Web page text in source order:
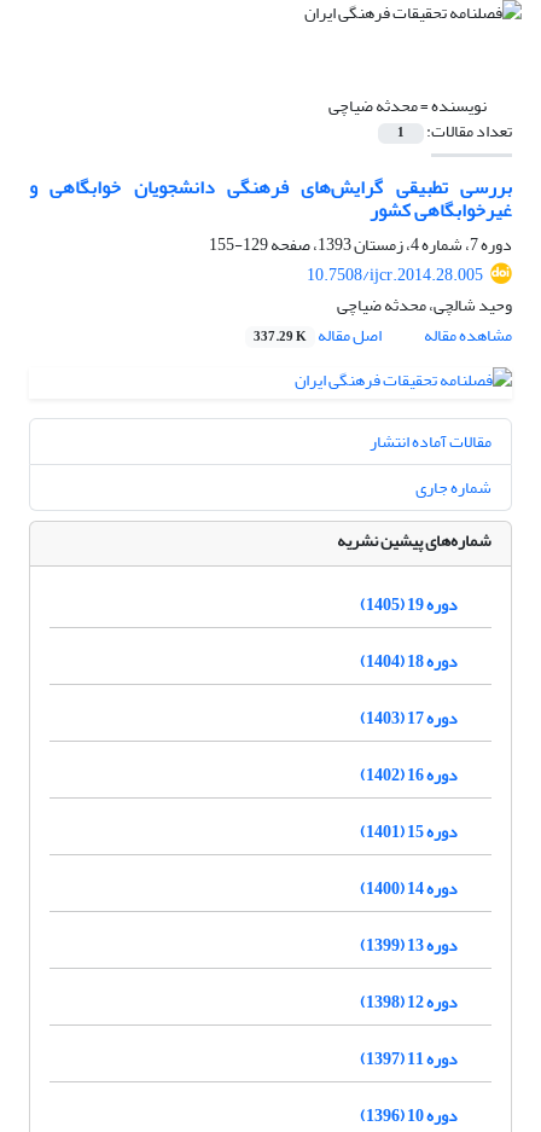
نویسنده =محدثه ضیاچی
تعداد مقالات: 1
بررسی تطبیقی گرایش‌های فرهنگی دانشجویان خوابگاهی و
غیرخوابگاهی کشور
دوره 7، شماره 4، زمستان 1393، صفحه
129-155
10.7508/ijcr.2014.28.005
وحید شالچی، محدثه ضیاچی
مشاهده مقاله
اصل مقاله 337.29 K
مقالات آماده انتشار
شماره جاری
شماره‌های پیشین نشریه
دوره 19 (1405)
دوره 18 (1404)
دوره 17 (1403)
دوره 16 (1402)
دوره 15 (1401)
دوره 14 (1400)
دوره 13 (1399)
دوره 12 (1398)
دوره 11 (1397)
دوره 10 (1396)